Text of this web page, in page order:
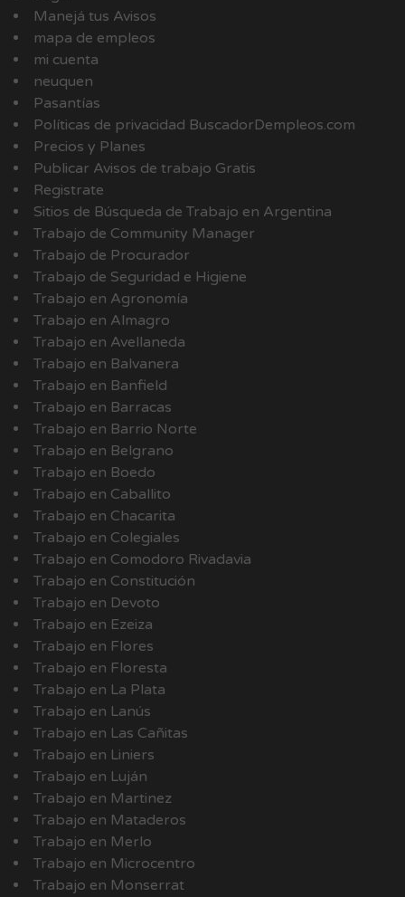
Manejá tus Avisos
mapa de empleos
mi cuenta
neuquen
Pasantías
Políticas de privacidad BuscadorDempleos.com
Precios y Planes
Publicar Avisos de trabajo Gratis
Registrate
Sitios de Búsqueda de Trabajo en Argentina
Trabajo de Community Manager
Trabajo de Procurador
Trabajo de Seguridad e Higiene
Trabajo en Agronomía
Trabajo en Almagro
Trabajo en Avellaneda
Trabajo en Balvanera
Trabajo en Banfield
Trabajo en Barracas
Trabajo en Barrio Norte
Trabajo en Belgrano
Trabajo en Boedo
Trabajo en Caballito
Trabajo en Chacarita
Trabajo en Colegiales
Trabajo en Comodoro Rivadavia
Trabajo en Constitución
Trabajo en Devoto
Trabajo en Ezeiza
Trabajo en Flores
Trabajo en Floresta
Trabajo en La Plata
Trabajo en Lanús
Trabajo en Las Cañitas
Trabajo en Liniers
Trabajo en Luján
Trabajo en Martinez
Trabajo en Mataderos
Trabajo en Merlo
Trabajo en Microcentro
Trabajo en Monserrat